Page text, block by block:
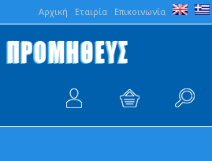
Aρχική Εταιρία Επικοινωνία